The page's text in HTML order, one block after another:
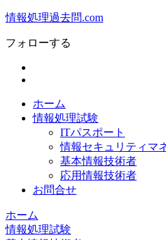
情報処理過去問.com
フォローする
ホーム
情報処理試験
ITパスポート
情報セキュリティマ
基本情報技術者
応用情報技術者
お問合せ
ホーム
情報処理試験